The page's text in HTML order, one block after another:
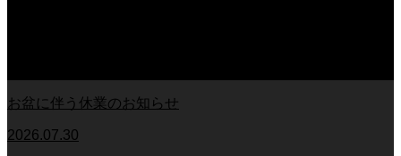
お盆に伴う休業のお知らせ
2026.07.30